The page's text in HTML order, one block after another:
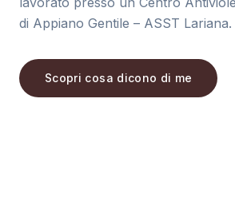
di Appiano Gentile – ASST Lariana.
Scopri cosa dicono di me